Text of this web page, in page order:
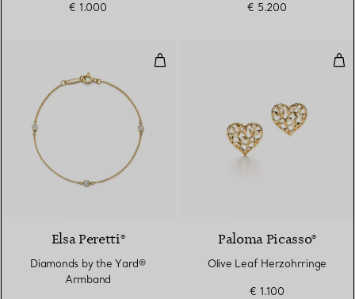
4 mm
€ 1.000 € 5.200
Diamonds by the Yard®
Elsa Peretti®
Diamonds by the Yard®
Armband
Paloma Picasso®
Olive Leaf Herzohrringe
€ 1.100